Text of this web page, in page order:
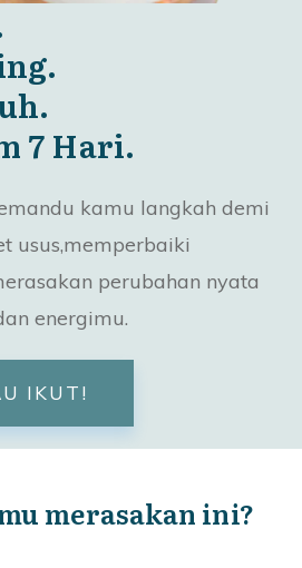
7 Hari.
kamu langkah demi
usus,memperbaiki
perubahan nyata
energimu.
IKUT!
merasakan ini?